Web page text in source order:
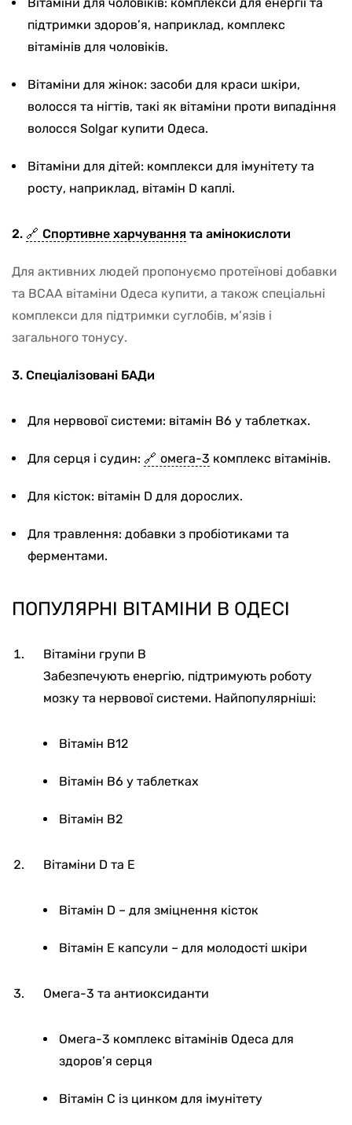
підтримки здоров’я, наприклад, комплекс
вітамінів для чоловіків.
Вітаміни для жінок: засоби для краси шкіри,
волосся та нігтів, такі як вітаміни проти випадіння
волосся Solgar купити Одеса.
Вітаміни для дітей: комплекси для імунітету та
росту, наприклад, вітамін D каплі.
2. Спортивне харчування та амінокислоти
Для активних людей пропонуємо протеїнові добавки
та BCAA вітаміни Одеса купити, а також спеціальні
комплекси для підтримки суглобів, м’язів і
загального тонусу.
3. Спеціалізовані БАДи
Для нервової системи: вітамін В6 у таблетках.
Для серця і судин: омега-3 комплекс вітамінів.
Для кісток: вітамін D для дорослих.
Для травлення: добавки з пробіотиками та
ферментами.
ПОПУЛЯРНІ ВІТАМІНИ В ОДЕСІ
Вітаміни групи В
Забезпечують енергію, підтримують роботу
мозку та нервової системи. Найпопулярніші:
Вітамін В12
Вітамін В6 у таблетках
Вітамін В2
Вітаміни D та E
Вітамін D – для зміцнення кісток
Вітамін Е капсули – для молодості шкіри
Омега-3 та антиоксиданти
Омега-3 комплекс вітамінів Одеса для
здоров’я серця
Вітамін С із цинком для імунітету